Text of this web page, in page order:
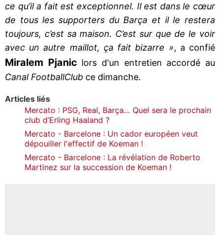
ce qu’il a fait est exceptionnel. Il est dans le cœur
de tous les supporters du Barça et il le restera
toujours, c’est sa maison. C’est sur que de le voir
avec un autre maillot, ça fait bizarre », a confié
Miralem Pjanic lors d'un entretien accordé au
Canal FootballClub ce dimanche.
Articles liés
Mercato : PSG, Real, Barça… Quel sera le prochain
club d’Erling Haaland ?
Mercato - Barcelone : Un cador européen veut
dépouiller l'effectif de Koeman !
Mercato - Barcelone : La révélation de Roberto
Martinez sur la succession de Koeman !